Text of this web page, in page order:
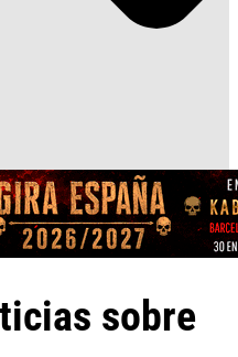
sobre